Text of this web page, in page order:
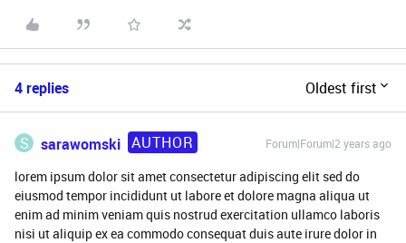
4 replies Oldest first
S sarawomski AUTHOR Forum|Forum|2 years ago
lorem ipsum dolor sit amet consectetur adipiscing elit sed do
eiusmod tempor incididunt ut labore et dolore magna aliqua ut
enim ad minim veniam quis nostrud exercitation ullamco laboris
nisi ut aliquip ex ea commodo consequat duis aute irure dolor in